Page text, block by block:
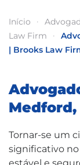
Início
Law Firm
| Brooks Law
Medford,
Tornar-se um
significativo
estável e